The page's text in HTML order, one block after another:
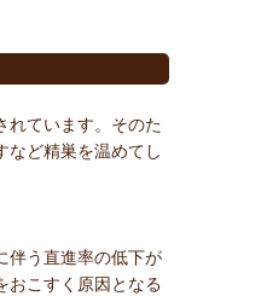
れています。そのた
など精巣を温めてし
伴う直進率の低下が
おこすく原因となる